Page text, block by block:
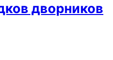
дворников